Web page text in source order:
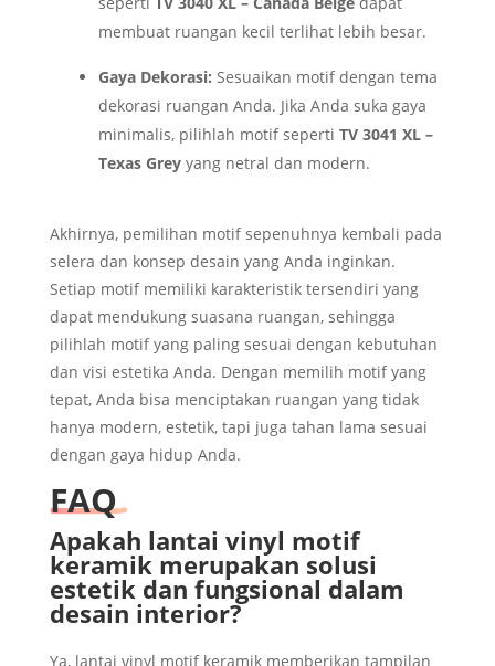
membuat ruangan kecil terlihat lebih besar.
Gaya Dekorasi: Sesuaikan motif dengan tema
dekorasi ruangan Anda. Jika Anda suka gaya
minimalis, pilihlah motif seperti TV 3041 XL –
Texas Greyyang netral dan modern.
Akhirnya, pemilihan motif sepenuhnya kembali pada
selera dan konsep desain yang Anda inginkan.
Setiap motif memiliki karakteristik tersendiri yang
dapat mendukung suasana ruangan, sehingga
pilihlah motif yang paling sesuai dengan kebutuhan
dan visi estetika Anda. Dengan memilih motif yang
tepat, Anda bisa menciptakan ruangan yang tidak
hanya modern, estetik, tapi juga tahan lama sesuai
dengan gaya hidup Anda.
FAQ
Apakah lantai vinyl motif
keramik merupakan solusi
estetik dan fungsional dalam
desain interior?
Ya, lantai vinyl motif keramik memberikan tampilan